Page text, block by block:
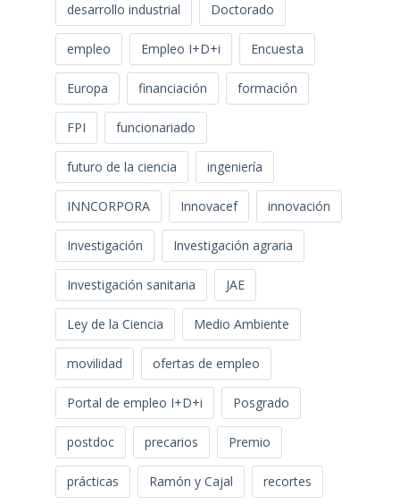
desarrollo industrial Doctorado
empleo Empleo I+D+i Encuesta
Europa financiación formación
FPI funcionariado
futuro de la ciencia ingeniería
INNCORPORA Innovacef innovación
Investigación Investigación agraria
Investigación sanitaria JAE
Ley de la Ciencia Medio Ambiente
movilidad ofertas de empleo
Portal de empleo I+D+i Posgrado
postdoc precarios Premio
prácticas Ramón y Cajal recortes